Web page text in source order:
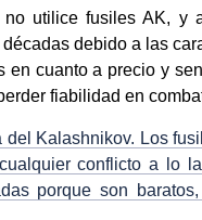
utilice fusiles AK, y
debido a las
en cuanto a precio y
fiabilidad en
del Kalashnikov. Los
conflicto a lo
porque son